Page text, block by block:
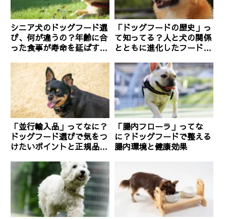
シニア犬のドッグフード選
び、何が違うの？年齢に合
った食事が寿命を延ばすカ
「ドッグフードの歴史」っ
て知ってる？人と犬の関係
とともに進化したフードの
「並行輸入品」ってなに？
ドッグフード選びで気をつ
けたいポイントと正規品と
「腸内フローラ」ってな
に？ドッグフードで整える
腸内環境と健康効果